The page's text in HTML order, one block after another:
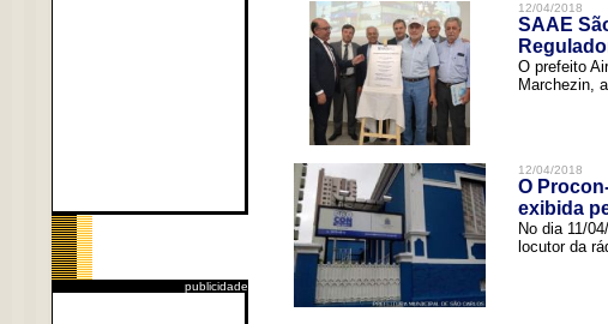
publicidade
12/04/2018
SAAE
O prefeito
Marchezin,
12/04/2018
O
exibida
No dia 11/
locutor da